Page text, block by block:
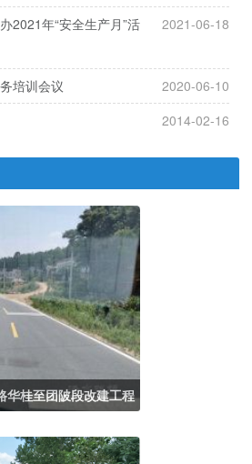
2021-06-18
2021年“安全生产月”活
2020-06-10
培训会议
2014-02-16
华桂至团陂段改建工程